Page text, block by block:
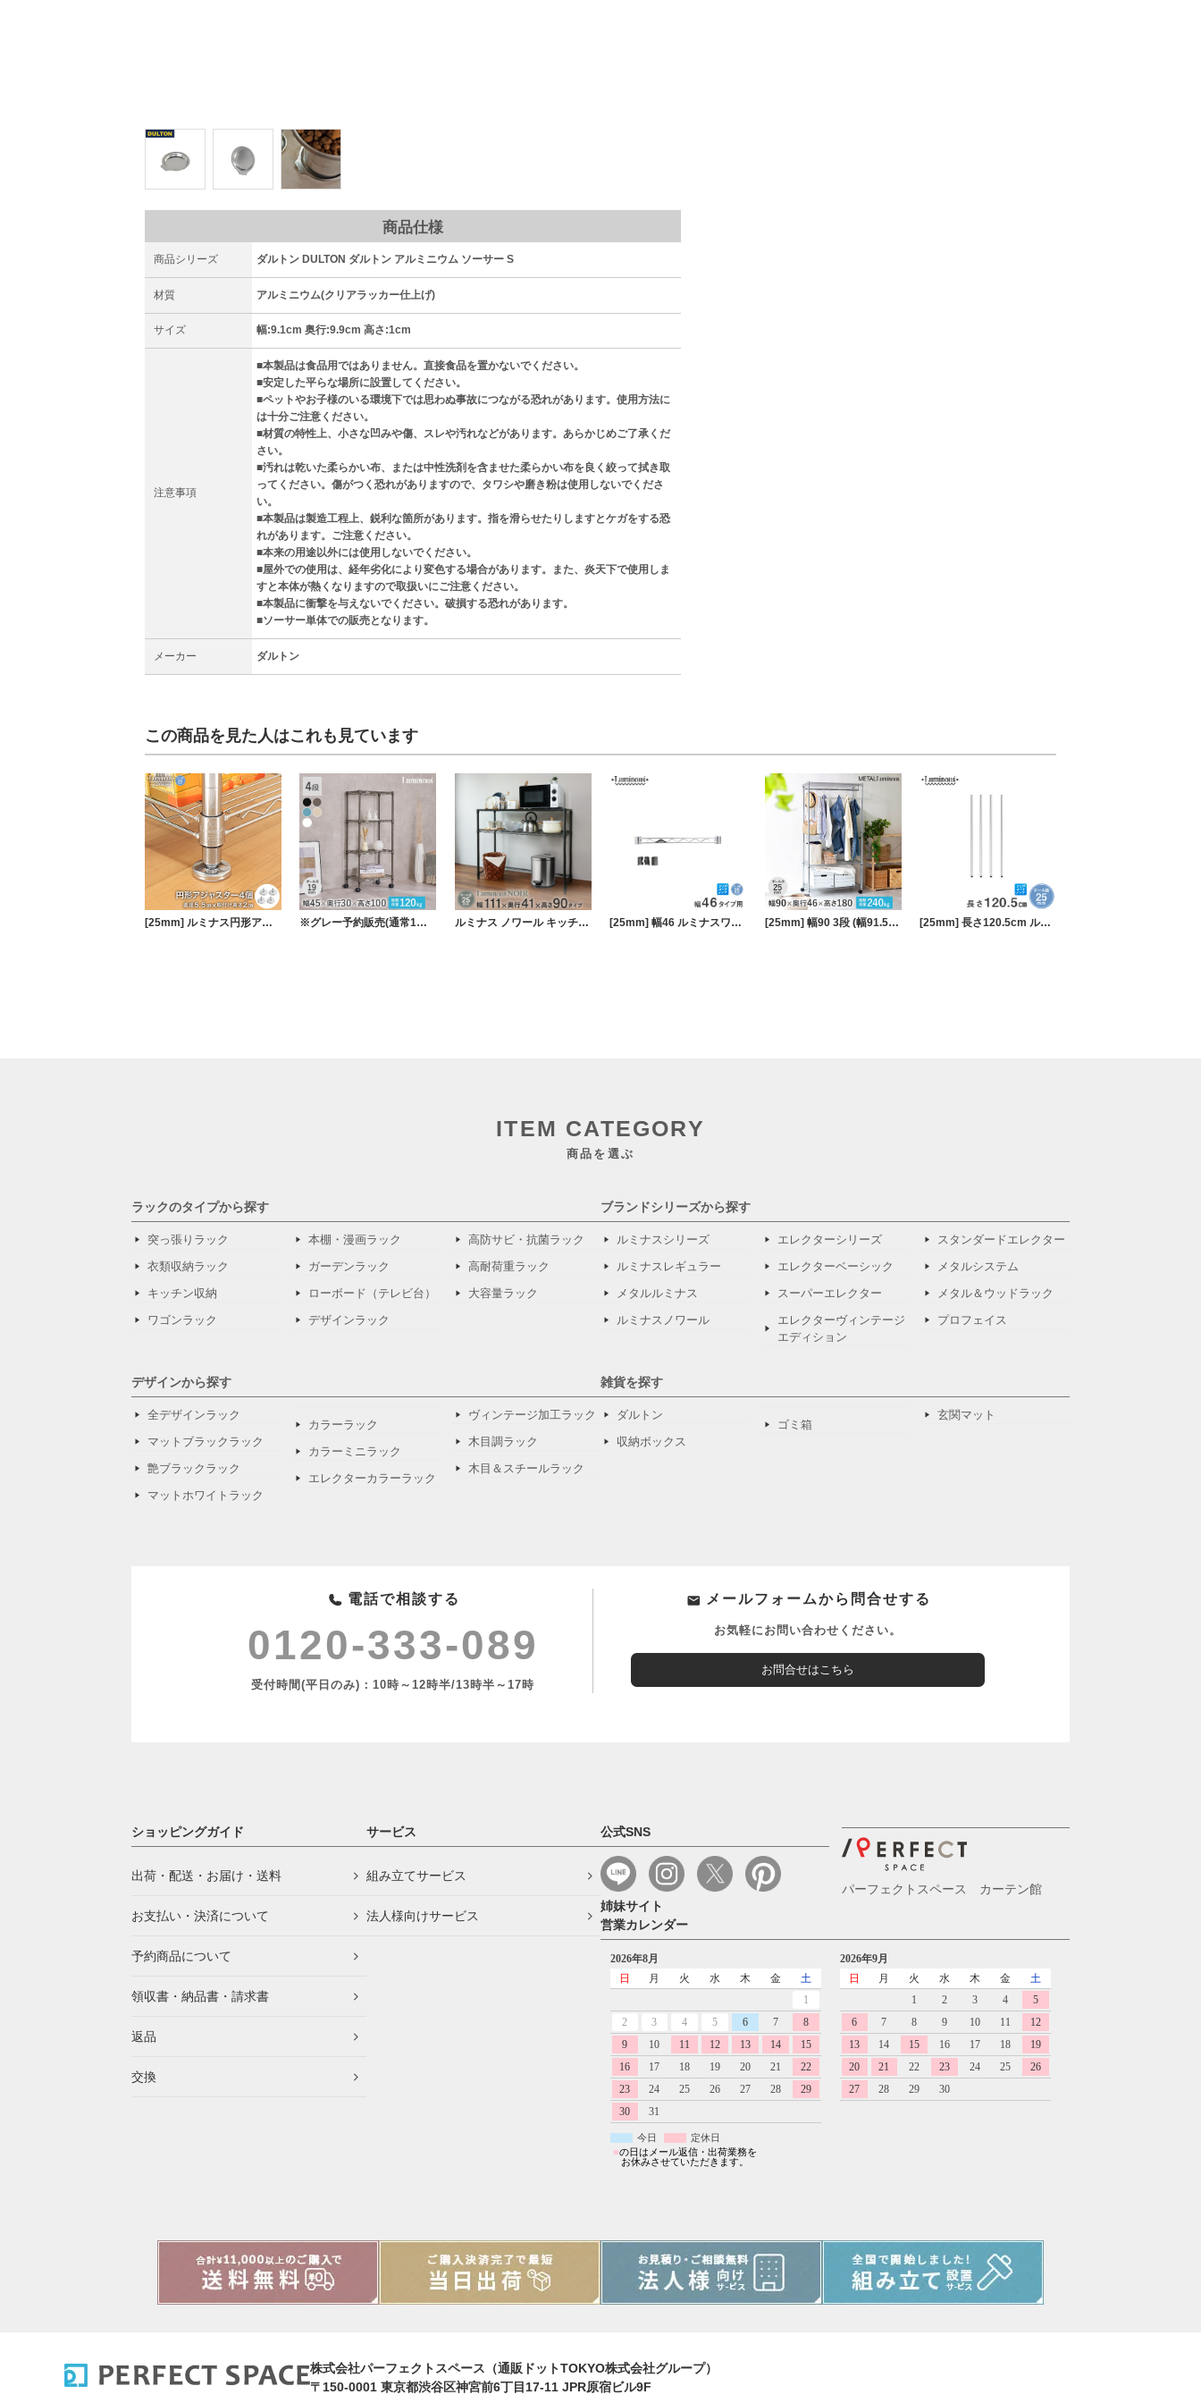
商品仕様
商品シリーズ ダルトン DULTON ダルトン アルミニウム ソーサー S
材質 アルミニウム(クリアラッカー仕上げ)
サイズ 幅:9.1cm 奥行:9.9cm 高さ:1cm
注意事項
■本製品は食品用ではありません。直接食品を置かないでください。
■安定した平らな場所に設置してください。
■ペットやお子様のいる環境下では思わぬ事故につながる恐れがあります。使用方法に
は十分ご注意ください。
■材質の特性上、小さな凹みや傷、スレや汚れなどがあります。あらかじめご了承くだ
さい。
■汚れは乾いた柔らかい布、または中性洗剤を含ませた柔らかい布を良く絞って拭き取
ってください。傷がつく恐れがありますので、タワシや磨き粉は使用しないでくださ
い。
■本製品は製造工程上、鋭利な箇所があります。指を滑らせたりしますとケガをする恐
れがあります。ご注意ください。
■本来の用途以外には使用しないでください。
■屋外での使用は、経年劣化により変色する場合があります。また、炎天下で使用しま
すと本体が熱くなりますので取扱いにご注意ください。
■本製品に衝撃を与えないでください。破損する恐れがあります。
■ソーサー単体での販売となります。
メーカー ダルトン
この商品を見た人はこれも見ています
[25mm] ルミナス円形アジャスター4個セット (ラック1台分) ※グレー予約販売(通常1ヶ月以内出荷)※ルミナス カラーラック スチールラック キャスター付 4段 幅45 ラック ルミナス ノワール キッチンラック キッチンボード ウッドシェルフ天板 2段 幅111×奥行41×高さ90cm [25mm] 幅46 ルミナスワイヤーバー (スリーブ付き) [25mm] 幅90 3段 (幅91.5×奥行46×高さ178.5cm) メタルルミナスラック ハンガーラック ワードローブ [25mm] 長さ120.5cm ルミナスポール4本組